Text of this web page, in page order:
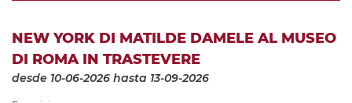
NEW YORK DI MATILDE DAMELE AL MUSEO
DI ROMA IN TRASTEVERE
desde 10-06-2026 hasta 13-09-2026